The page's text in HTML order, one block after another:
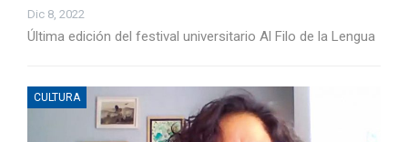
Dic 8, 2022
Última edición del festival universitario Al Filo de la Lengua
CULTURA